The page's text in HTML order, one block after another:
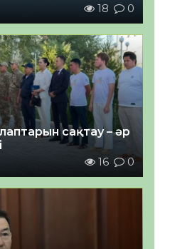
18 0
сақтау – әр
16 0